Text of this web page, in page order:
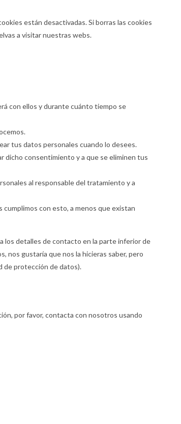
están desactivadas. Si borras las cookies
a visitar nuestras webs.
con ellos y durante cuánto tiempo se
tus datos personales cuando lo desees.
dicho consentimiento y a que se eliminen tus
al responsable del tratamiento y a
con esto, a menos que existan
los detalles de contacto en la parte inferior de
nos gustaría que nos la hicieras saber, pero
de protección de datos).
por favor, contacta con nosotros usando